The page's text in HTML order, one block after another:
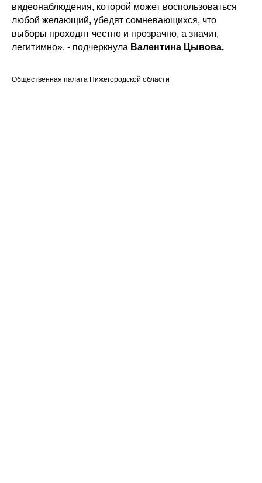
видеонаблюдения, которой может воспользоваться
любой желающий, убедят сомневающихся, что
выборы проходят честно и прозрачно, а значит,
легитимно», - подчеркнула Валентина Цывова.
Общественная палата Нижегородской области